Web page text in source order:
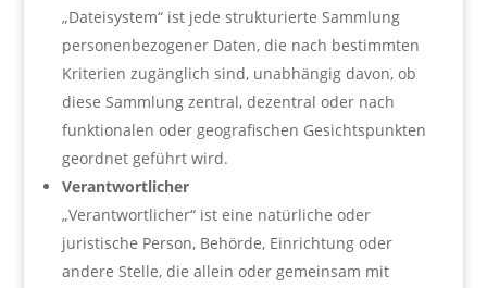
„Dateisystem“ ist jede strukturierte Sammlung
personenbezogener Daten, die nach bestimmten
Kriterien zugänglich sind, unabhängig davon, ob
diese Sammlung zentral, dezentral oder nach
funktionalen oder geografischen Gesichtspunkten
geordnet geführt wird.
Verantwortlicher
„Verantwortlicher“ ist eine natürliche oder
juristische Person, Behörde, Einrichtung oder
andere Stelle, die allein oder gemeinsam mit